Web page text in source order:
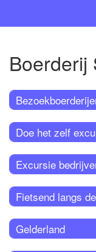
Boerderij
Doe het zelf
Excursie
Fietsend langs
Gelderland